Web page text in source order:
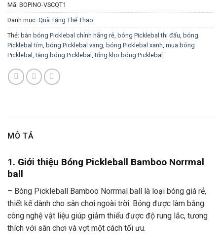
Mã: BOPINO-VSCQT1
Danh mục: Quà Tặng Thể Thao
Thẻ: bán bóng Picklebal chính hãng rẻ, bóng Picklebal thi đấu bóng
Picklebal tím bóng Picklebal vang bóng Picklebal xanh mua bóng
Picklebal ,tặng bóng Picklebal ,tổng kho bóng Picklebal
MÔ TẢ
1. Giới thiệu Bóng Pickleball Bamboo Norrmal
ball
– Bóng Pickleball Bamboo Norrmal ball là loại bóng giá rẻ,
thiết kế dành cho sân chơi ngoài trời. Bóng được làm bằng
công nghệ vật liệu giúp giảm thiểu được độ rung lắc, tương
thích với sân chơi và vợt một cách tối ưu.